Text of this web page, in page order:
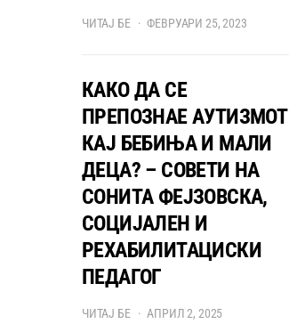
ЧИТАЈ БЕ ФЕВРУАРИ 25, 2023
КАКО ДА СЕ
ПРЕПОЗНАЕ АУТИЗМОТ
КАЈ БЕБИЊА И МАЛИ
ДЕЦА? – СОВЕТИ НА
СОНИТА ФЕЈЗОВСКА,
СОЦИЈАЛЕН И
РЕХАБИЛИТАЦИСКИ
ПЕДАГОГ
ЧИТАЈ БЕ АПРИЛ 2, 2025